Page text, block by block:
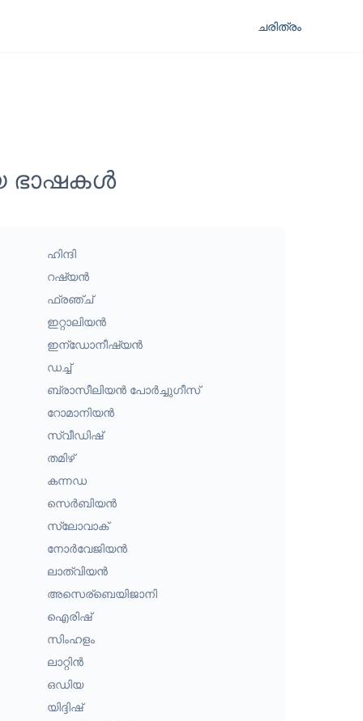
ചരിത്രം
ഭാഷകൾ
ഹിന്ദി
റഷ്യൻ
ഫ്രഞ്ച്
ഇറ്റാലിയൻ
ഇന്ഡോനീഷ്യൻ
ഡച്ച്
ബ്രാസീലിയൻ പോർച്ചുഗീസ്
റോമാനിയൻ
സ്വീഡിഷ്
തമിഴ്
കന്നഡ
സെർബിയൻ
സ്ലോവാക്
നോർവേജിയൻ
ലാത്വിയൻ
അസെര്ബെയിജാനി
ഐരിഷ്
സിംഹളം
ലാറ്റിൻ
ഒഡിയ
യിദ്ദിഷ്